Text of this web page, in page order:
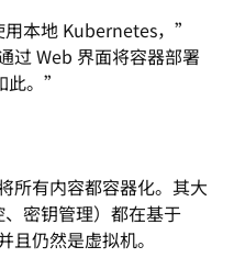
本地 Kubernetes，”
过 Web 界面将容器部署
此。”
所有内容都容器化。其大
密钥管理）都在基于
仍然是虚拟机。